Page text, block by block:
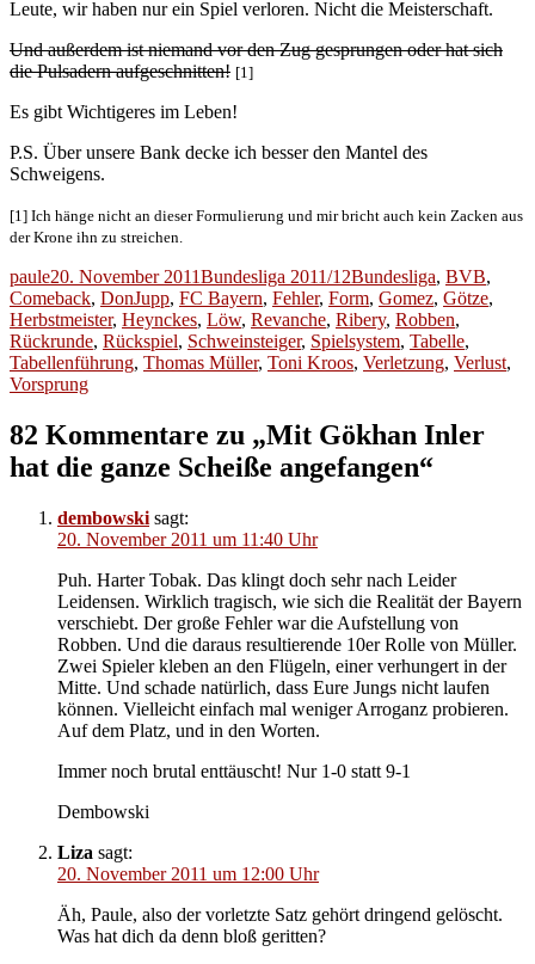
Leute, wir haben nur ein Spiel verloren. Nicht die Meisterschaft.
Und außerdem ist niemand vor den Zug gesprungen oder hat sich
die Pulsadern aufgeschnitten! [1]
Es gibt Wichtigeres im Leben!
P.S. Über unsere Bank decke ich besser den Mantel des
Schweigens.
[1] Ich hänge nicht an dieser Formulierung und mir bricht auch kein Zacken aus
der Krone ihn zu streichen.
Autor
pauleVeröffentlicht
am
20. November 2011Kategorien
Bundesliga 2011/12Schlagwörter
Bundesliga, BVB,
Comeback, DonJupp, FC Bayern, Fehler, Form, Gomez, Götze,
Herbstmeister, Heynckes, Löw, Revanche, Ribery, Robben,
Rückrunde, Rückspiel, Schweinsteiger, Spielsystem, Tabelle,
Tabellenführung, Thomas Müller, Toni Kroos, Verletzung, Verlust,
Vorsprung
82 Kommentare zu „Mit Gökhan Inler
hat die ganze Scheiße angefangen“
dembowski sagt:
20. November 2011 um 11:40 Uhr
Puh. Harter Tobak. Das klingt doch sehr nach Leider
Leidensen. Wirklich tragisch, wie sich die Realität der Bayern
verschiebt. Der große Fehler war die Aufstellung von
Robben. Und die daraus resultierende 10er Rolle von Müller.
Zwei Spieler kleben an den Flügeln, einer verhungert in der
Mitte. Und schade natürlich, dass Eure Jungs nicht laufen
können. Vielleicht einfach mal weniger Arroganz probieren.
Auf dem Platz, und in den Worten.
Immer noch brutal enttäuscht! Nur 1-0 statt 9-1
Dembowski
Liza sagt:
20. November 2011 um 12:00 Uhr
Äh, Paule, also der vorletzte Satz gehört dringend gelöscht.
Was hat dich da denn bloß geritten?